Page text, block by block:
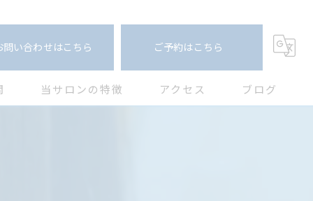
問い合わせはこちら ご予約はこちら
当サロンの特徴 アクセス ブログ